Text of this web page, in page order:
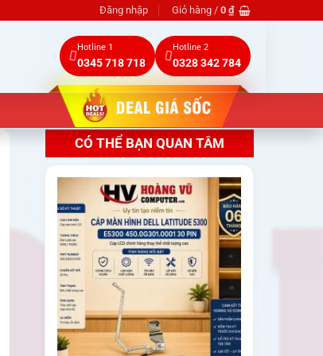
Đăng nhập Giỏ hàng / 0 ₫
Hotline 1
0345 718 718
Hotline 2
0328 342 784
CÓ THỂ BẠN QUAN TÂM